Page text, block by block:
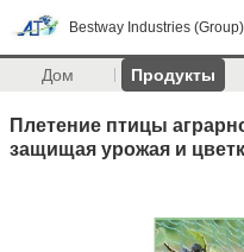
Bestway Industries
Дом Продукты
Плетение птицы
защищая урожая и